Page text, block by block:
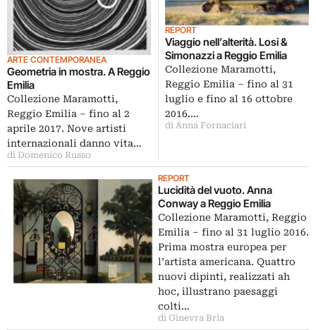
ARTE CONTEMPORANEA
Geometria in mostra. A Reggio
Emilia
Collezione Maramotti,
Reggio Emilia – fino al 2
aprile 2017. Nove artisti
internazionali danno vita…
di Domenico Russo
REPORT
Viaggio nell’alterità. Losi &
Simonazzi a Reggio Emilia
Collezione Maramotti,
Reggio Emilia – fino al 31
luglio e fino al 16 ottobre
2016.…
di Anna Fornaciari
REPORT
Lucidità del vuoto. Anna
Conway a Reggio Emilia
Collezione Maramotti, Reggio
Emilia – fino al 31 luglio 2016.
Prima mostra europea per
l’artista americana. Quattro
nuovi dipinti, realizzati ah
hoc, illustrano paesaggi
colti…
di Ginevra Bria